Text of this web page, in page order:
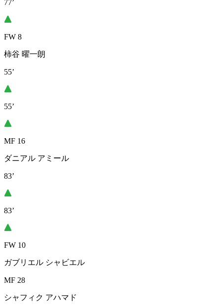
77’
FW 8
柿谷 曜一朗
55’
55’
MF 16
ダニアル アミール
83’
83’
FW 10
ガブリエル シャビエル
MF 28
シャフィク アハマド